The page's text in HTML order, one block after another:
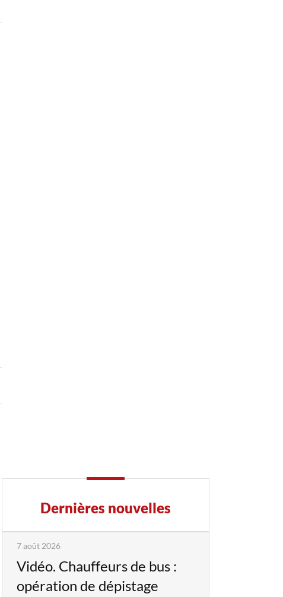
Dernières nouvelles
7 août 2026
Vidéo. Chauffeurs de bus :
opération de dépistage